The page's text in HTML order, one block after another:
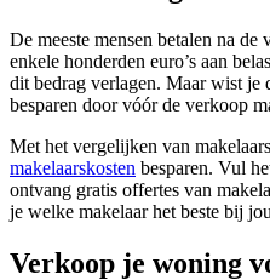
De meeste mensen betalen na
enkele honderden euro’s aan
dit bedrag verlagen. Maar wist je
besparen door vóór de verkoop
Met het vergelijken van
makelaarskosten besparen. Vul
ontvang gratis offertes van
je welke makelaar het beste bij
Verkoop je woning